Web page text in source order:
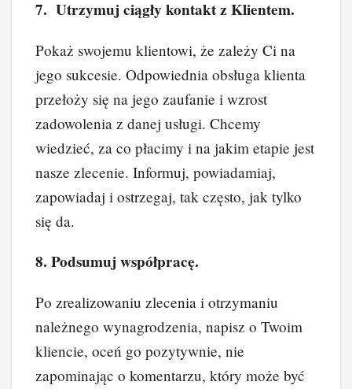
7. Utrzymuj ciągły kontakt z Klientem.
Pokaż swojemu klientowi, że zależy Ci na
jego sukcesie. Odpowiednia obsługa klienta
przełoży się na jego zaufanie i wzrost
zadowolenia z danej usługi. Chcemy
wiedzieć, za co płacimy i na jakim etapie jest
nasze zlecenie. Informuj, powiadamiaj,
zapowiadaj i ostrzegaj, tak często, jak tylko
się da.
8. Podsumuj współpracę.
Po zrealizowaniu zlecenia i otrzymaniu
należnego wynagrodzenia, napisz o Twoim
kliencie, oceń go pozytywnie, nie
zapominając o komentarzu, który może być